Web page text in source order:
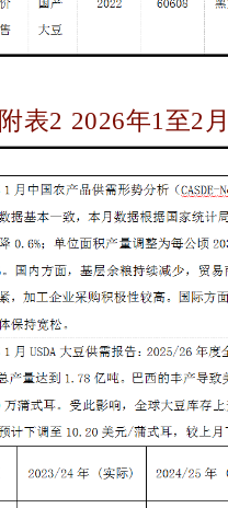
附表2 2026年1至2